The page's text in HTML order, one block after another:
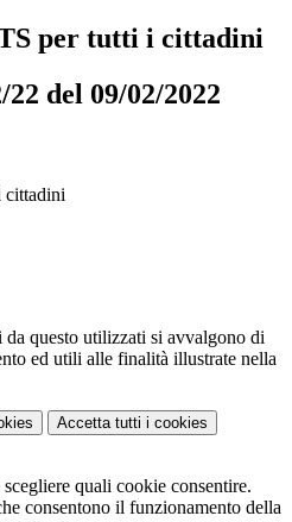
per tutti i cittadini
del 09/02/2022
cittadini
questo utilizzati si avvalgono di
ed utili alle finalità illustrate nella
Accetta tutti i cookies
quali cookie consentire.
consentono il funzionamento della